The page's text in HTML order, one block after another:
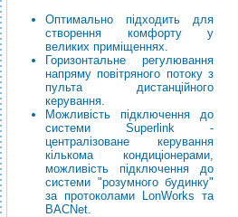
Оптимально підходить для
створення комфорту у
великих приміщеннях.
Горизонтальне регулювання
напряму повітряного потоку з
пульта дистанційного
керування.
Можливість підключення до
системи Superlink -
централізоване керування
кількома кондиціонерами,
можливість підключення до
системи "розумного будинку"
за протоколами LonWorks та
BACNet.